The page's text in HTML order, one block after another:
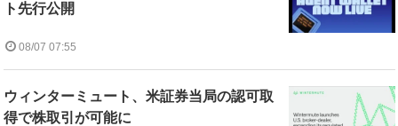
ト先行公開
08/07 07:55
ウィンターミュート、米証券当局の認可取
得で株取引が可能に